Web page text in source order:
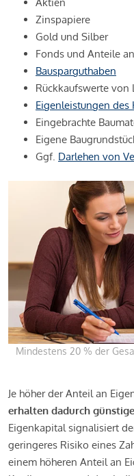
Zinspapiere
Gold und Silber
Fonds und Anteile
Bausparguthaben
Rückkaufswerte von
Eigenleistungen des
Eingebrachte
Eigene
Ggf. Darlehen von
Mindestens 20 % der
Je höher der Anteil an
erhalten dadurch
Eigenkapital signalisiert
geringeres Risiko eines
einem höheren Anteil an